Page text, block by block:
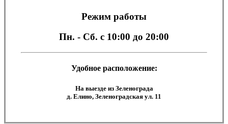
Режим работы
Пн. - Сб. с 10:00 до 20:00
Удобное расположение:
На выезде из Зеленограда
д. Елино, Зеленоградская ул. 11